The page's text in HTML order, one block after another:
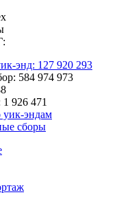
энд: 127 920 293
584 974 973
1 926 471
эндам
сборы